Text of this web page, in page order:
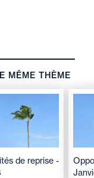
MÊME THÈME
de reprise -